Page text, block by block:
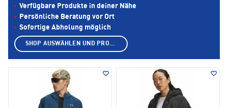
Verfügbare Produkte in deiner Nähe
Persönliche Beratung vor Ort
Sofortige Abholung möglich
SHOP AUSWÄHLEN UND PRODUKTE ANZEIGEN